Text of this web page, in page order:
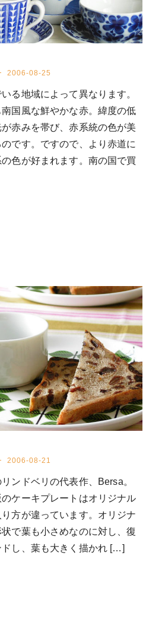
2006-08-25
る地域によって異なります。
国風な鮮やかな赤。緯度の低
赤みを帯び、赤系統の色が美
です。ですので、より赤道に
色が好まれます。南の国で買
2006-08-21
ンドベリの代表作、Bersa。
ケーキプレートはオリジナル
方が違っています。オリジナ
で葉も小さめなのに対し、復
し、葉も大きく描かれ […]